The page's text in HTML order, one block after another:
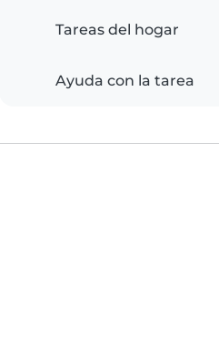
Tareas del hogar
Ayuda con la tarea